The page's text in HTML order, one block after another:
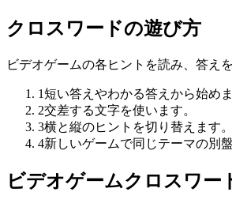
クロスワードの遊び方
ビデオゲームの各ヒントを読み、答え
1短い答えやわかる答えから始めま
2交差する文字を使います。
3横と縦のヒントを切り替えます。
4新しいゲームで同じテーマの別
ビデオゲームクロスワー